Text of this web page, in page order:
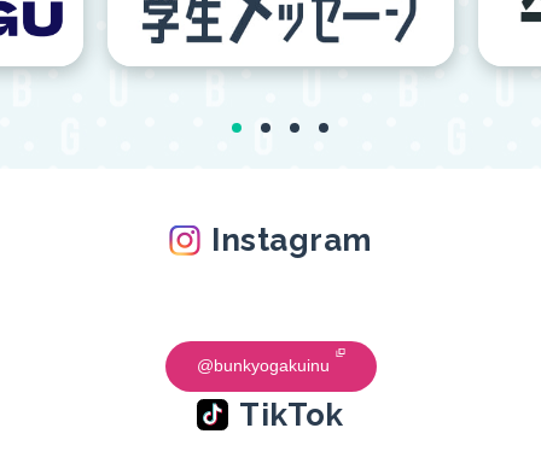
Instagram
@bunkyogakuinu
TikTok